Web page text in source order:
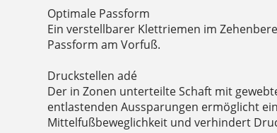
Optimale Passform
Ein verstellbarer Klettriemen im
Passform am Vorfuß.
Druckstellen adé
Der in Zonen unterteilte Schaft mit
entlastenden Aussparungen ermöglicht
Mittelfußbeweglichkeit und verhindert